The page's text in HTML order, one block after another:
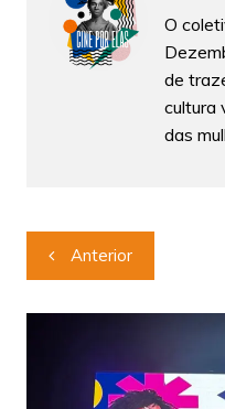
O
de
cultura
das
Navegação
de
Post
Anterior